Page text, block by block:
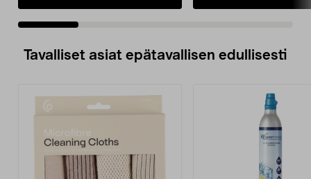
Tavalliset asiat epätavallisen edullisesti